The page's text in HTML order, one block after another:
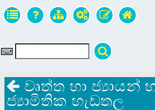
වෘත්ත හා ජ්‍යායන්
ජ්‍යාමිතික හැඩතල